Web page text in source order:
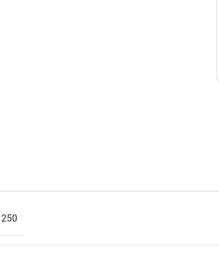
250 گرم